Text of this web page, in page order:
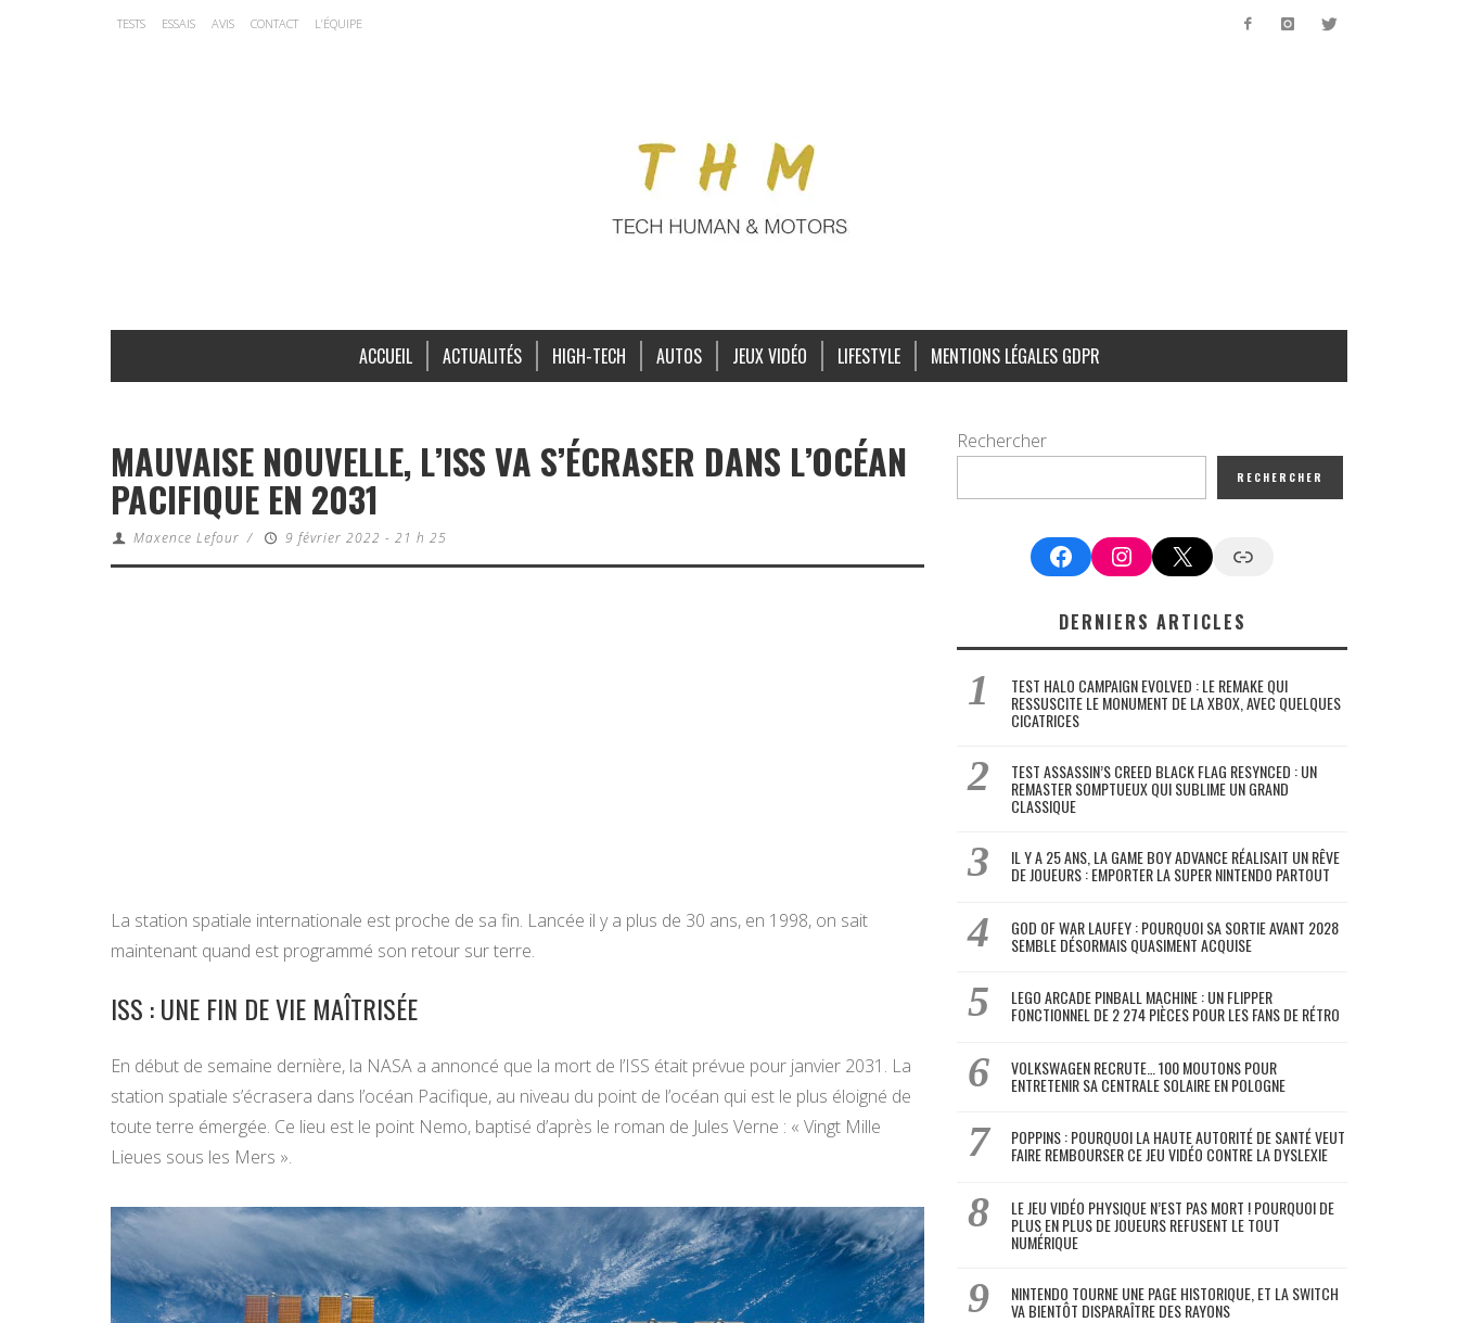
TESTS ESSAIS AVIS CONTACT L’ÉQUIPE
ACCUEIL ACTUALITÉS HIGH-TECH AUTOS JEUX VIDÉO LIFESTYLE MENTIONS LÉGALES GDPR
MAUVAISE NOUVELLE, L’ISS VA S’ÉCRASER DANS L’OCÉAN
PACIFIQUE EN 2031
Maxence Lefour / 9 février 2022 - 21 h 25
La station spatiale internationale est proche de sa fin. Lancée il y a plus de 30 ans, en 1998, on sait
maintenant quand est programmé son retour sur terre.
ISS : UNE FIN DE VIE MAÎTRISÉE
En début de semaine dernière, la NASA a annoncé que la mort de l’ISS était prévue pour janvier 2031. La
station spatiale s’écrasera dans l’océan Pacifique, au niveau du point de l’océan qui est le plus éloigné de
toute terre émergée. Ce lieu est le point Nemo, baptisé d’après le roman de Jules Verne : « Vingt Mille
Lieues sous les Mers ».
Rechercher
RECHERCHER
FacebookInstagram
X Google News
DERNIERS ARTICLES
TEST HALO CAMPAIGN EVOLVED : LE REMAKE QUI
RESSUSCITE LE MONUMENT DE LA XBOX, AVEC QUELQUES
CICATRICES
TEST ASSASSIN’S CREED BLACK FLAG RESYNCED : UN
REMASTER SOMPTUEUX QUI SUBLIME UN GRAND
CLASSIQUE
IL Y A 25 ANS, LA GAME BOY ADVANCE RÉALISAIT UN RÊVE
DE JOUEURS : EMPORTER LA SUPER NINTENDO PARTOUT
GOD OF WAR LAUFEY : POURQUOI SA SORTIE AVANT 2028
SEMBLE DÉSORMAIS QUASIMENT ACQUISE
LEGO ARCADE PINBALL MACHINE : UN FLIPPER
FONCTIONNEL DE 2 274 PIÈCES POUR LES FANS DE RÉTRO
VOLKSWAGEN RECRUTE… 100 MOUTONS POUR
ENTRETENIR SA CENTRALE SOLAIRE EN POLOGNE
POPPINS : POURQUOI LA HAUTE AUTORITÉ DE SANTÉ VEUT
FAIRE REMBOURSER CE JEU VIDÉO CONTRE LA DYSLEXIE
LE JEU VIDÉO PHYSIQUE N’EST PAS MORT ! POURQUOI DE
PLUS EN PLUS DE JOUEURS REFUSENT LE TOUT
NUMÉRIQUE
NINTENDO TOURNE UNE PAGE HISTORIQUE, ET LA SWITCH
VA BIENTÔT DISPARAÎTRE DES RAYONS